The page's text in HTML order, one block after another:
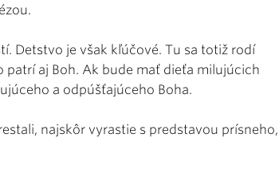
Detstvo je však kľúčové. Tu sa totiž rodí
aj Boh. Ak bude mať dieťa milujúcich
a odpúšťajúceho Boha.
najskôr vyrastie s predstavou prísneho,